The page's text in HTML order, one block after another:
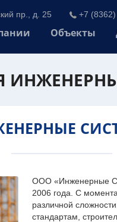
пр., д. 25 +7
Объекты
ООО «Инженерные
2006 года. С
различной
стандартам,